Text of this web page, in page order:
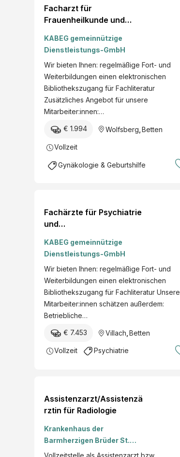
Facharzt für
Frauenheilkunde und
und/oder
Teilzeitbeschäftigung
(m/w/d) Ort Wolfsberg
KABEG gemeinnützige
Dienstleistungs-GmbH
Wir bieten Ihnen: regelmäßige Fort- und
Weiterbildungen einen elektronischen
Bibliothekszugang für Fachliteratur
Zusätzliches Angebot für unsere
Mitarbeiter:innen:…
€ 1.994 Wolfsberg Betten
Vollzeit
Gynäkologie & Geburtshilfe
Fachärzte für Psychiatrie
und
Medizin in
Vollzeitbeschäftigung
(m/w/d) Ort Villach
KABEG gemeinnützige
Dienstleistungs-GmbH
Wir bieten Ihnen: regelmäßige Fort- und
Weiterbildungen einen elektronischen
Bibliothekszugang für Fachliteratur Unsere
Mitarbeiter:innen schätzen außerdem:
Betriebliche…
€ 7.453 Villach Betten
Vollzeit Psychiatrie
Assistenzarzt/Assistenzä
rztin für Radiologie
Krankenhaus der
Barmherzigen Brüder St.
Veit/Glan